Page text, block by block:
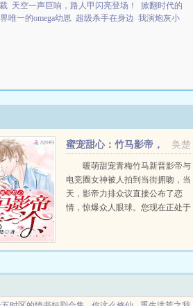
天空一声巨响，路人甲闪亮登场！
掀翻时代的
唯一的omega幼崽 超级杀手在身边 我演炮灰小
奂楚
蜜宠甜心：竹马影帝，
亲一个！
暖萌甜宠青梅竹马新晋影帝与
电竞圈女神被人拍到当街拥吻，当
天，影帝力排众议直接公布了恋
情，惊爆众人眼球。您现在正处于
想让全世界知道，仅此而已。你都